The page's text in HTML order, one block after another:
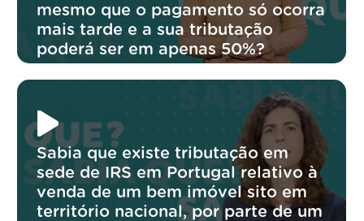
mesmo que o pagamento só ocorra
mais tarde e a sua tributação
poderá ser em apenas 50%?
Sabia que existe tributação em
sede de IRS em Portugal relativo à
venda de um bem imóvel sito em
território nacional, por parte de um